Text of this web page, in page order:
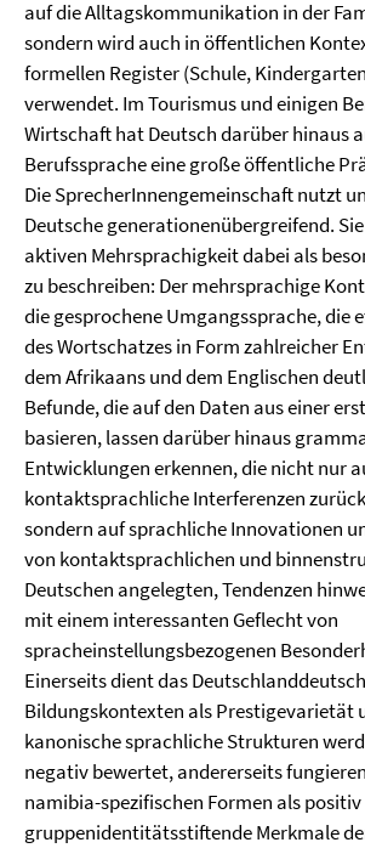
auf die Alltagskommunikation in der
sondern wird auch in öffentlichen
formellen Register (Schule,
verwendet. Im Tourismus und einigen
Wirtschaft hat Deutsch darüber hinaus
Berufssprache eine große öffentliche
Die SprecherInnengemeinschaft nutzt
Deutsche generationenübergreifend.
aktiven Mehrsprachigkeit dabei als
zu beschreiben: Der mehrsprachige
die gesprochene Umgangssprache, die
des Wortschatzes in Form zahlreicher
dem Afrikaans und dem Englischen
Befunde, die auf den Daten aus einer
basieren, lassen darüber hinaus
Entwicklungen erkennen, die nicht nur
kontaktsprachliche Interferenzen
sondern auf sprachliche Innovationen
von kontaktsprachlichen und
Deutschen angelegten, Tendenzen
mit einem interessanten Geflecht von
spracheinstellungsbezogenen
Einerseits dient das
Bildungskontexten als Prestigevarietät
kanonische sprachliche Strukturen
negativ bewertet, andererseits
namibia-spezifischen Formen als
gruppenidentitätsstiftende Merkmale